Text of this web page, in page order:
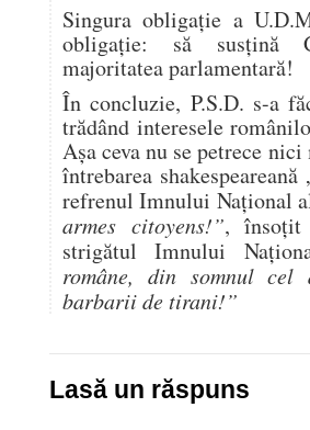
Singura obligaţie a
obligaţie: să susţină
majoritatea parlamentară!
În concluzie, P.S.D. s-a
trădând interesele
Aşa ceva nu se petrece
întrebarea
refrenul Imnului Naţional
armes citoyens!”, însoţit
strigătul Imnului
române, din somnul
barbarii de tirani!”
Lasă un răspuns